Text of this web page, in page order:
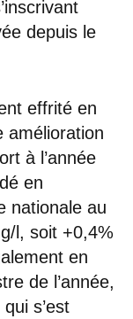
depuis le
effrité en
amélioration
à l’année
en
nationale au
l, soit +0,4%
en
de l’année,
s’est